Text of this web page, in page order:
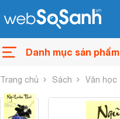
Danh mục sản phẩm
Trang chủ Sách Văn học